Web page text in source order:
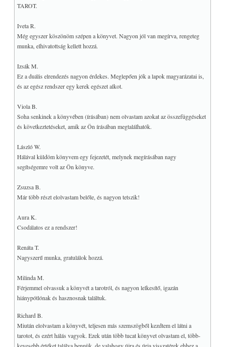
Példák a lapok értelmezésére
Endogén légzés
Zárszó
LINKEK, Download+
I-CHING+
TUDATOSSÁG, IQ/EQ
COVID+
MY WEB GO +
TAROT.
Iveta R.
Még egyszer köszönöm szépen a könyvet. Nagyon jól van megírva, rengeteg
munka, elhivatottság kellett hozzá.
Izsák M.
Ez a duális elrendezés nagyon érdekes. Meglepően jók a lapok magyarázatai is,
és az egész rendszer egy kerek egészet alkot.
Viola B.
Soha senkinek a könyvében (írásában) nem olvastam azokat az összefüggéseket
és következtetéseket, amik az Ön írásában megtalálhatók.
László W.
Hálával küldöm könyvem egy fejezetét, melynek megírásában nagy
segítségemre volt az Ön könyve.
Zsuzsa B.
Már több részt elolvastam belőle, és nagyon tetszik!
Aura K.
Csodálatos ez a rendszer!
Renáta T.
Nagyszerű munka, gratulálok hozzá.
Milinda M.
Férjemmel olvassuk a könyvét a tarotról, és nagyon lelkesítő, igazán
hiánypótlónak és hasznosnak találtuk.
Richard B.
Miután elolvastam a könyvét, teljesen más szemszögből kezdtem el látni a
tarotot, és ezért hálás vagyok. Ezek után több tucat könyvet olvastam el, több-